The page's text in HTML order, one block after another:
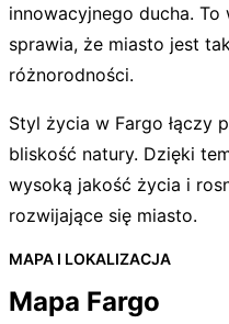
innowacyjnego ducha. To
sprawia, że miasto jest
różnorodności.
Styl życia w Fargo łączy
bliskość natury. Dzięki
wysoką jakość życia i
rozwijające się miasto.
MAPA I LOKALIZACJA
Mapa Fargo